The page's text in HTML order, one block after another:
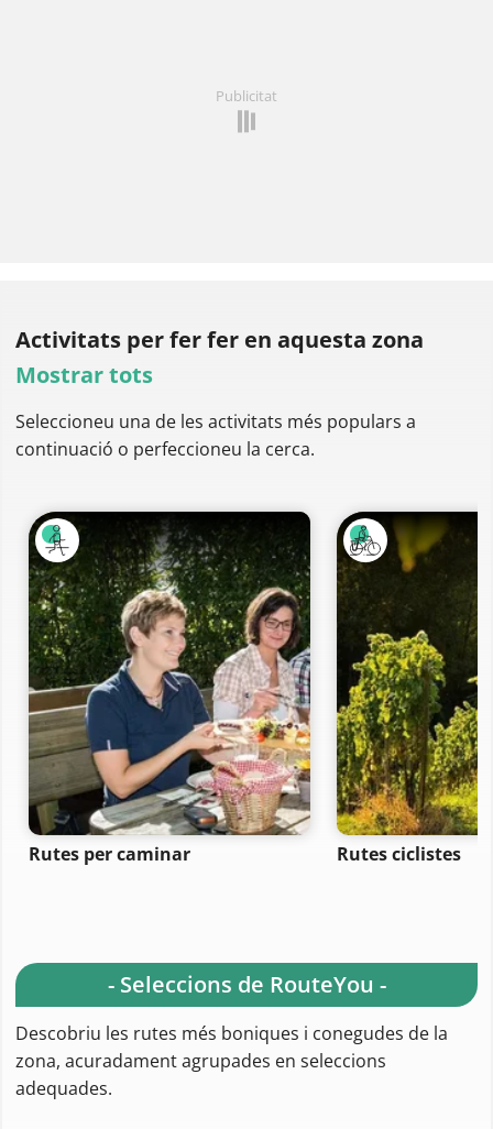
Publicitat
Activitats per ferfer en aquesta zona
Mostrar tots
Seleccioneu una de les activitats més populars a
continuació o perfeccioneu la cerca.
Rutes per caminar Rutes ciclistes
- Seleccions de RouteYou -
Descobriu les rutes més boniques i conegudes de la
zona, acuradament agrupades en seleccions
adequades.